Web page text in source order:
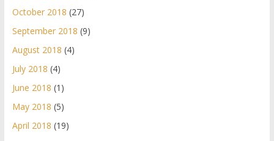
October 2018 (27)
September 2018 (9)
August 2018 (4)
July 2018 (4)
June 2018 (1)
May 2018 (5)
April 2018 (19)